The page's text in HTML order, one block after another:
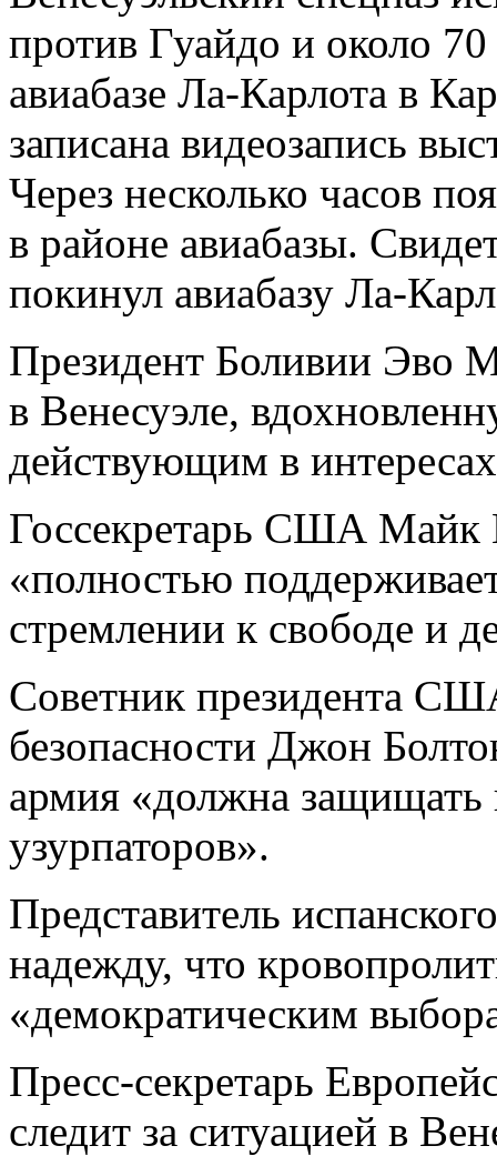
против Гуайдо и около
авиабазе Ла-Карлота в
записана видеозапись
Через несколько часов
в районе авиабазы.
покинул авиабазу Ла-
Президент Боливии Эво
в Венесуэле,
действующим в
Госсекретарь США Майк
«полностью
стремлении к свободе и
Советник президента
безопасности Джон
армия «должна
узурпаторов».
Представитель
надежду, что
«демократическим
Пресс-секретарь
следит за ситуацией в